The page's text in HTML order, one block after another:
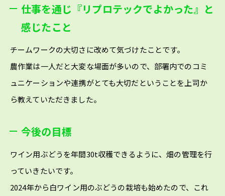
仕事を通じ『リプロテックでよかった』と
感じたこと
チームワークの大切さに改めて気づけたことです。
農作業は一人だと大変な場面が多いので、部署内でのコミ
ュニケーションや連携がとても大切だということを上司か
ら教えていただきました。
今後の目標
ワイン用ぶどうを年間30t収穫できるように、畑の管理を行
っていきたいです。
2024年から白ワイン用のぶどうの栽培も始めたので、これ